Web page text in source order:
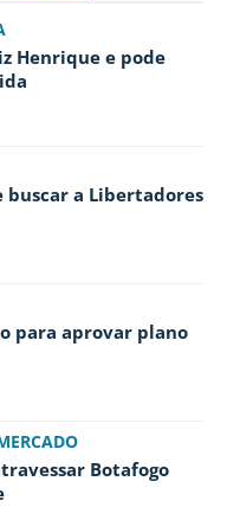
Henrique e pode
buscar a Libertadores
para aprovar plano
Botafogo